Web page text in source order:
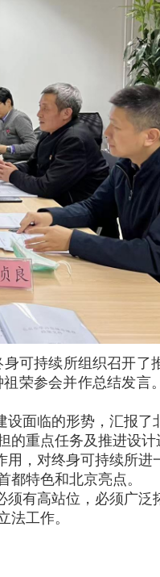
身可持续所组织召开了
荣参会并作总结发言
面临的形势， 汇报了
的重点任务及推进设计
，对终身可持续所进
都特色和北京亮点。
有高站位，必须广泛
法工作。